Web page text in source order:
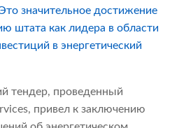
значительное достижение
штата как лидера в области
в энергетический
тендер, проведенный
привел к заключению